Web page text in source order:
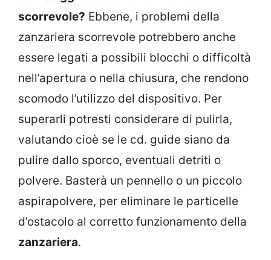
scorrevole? Ebbene, i problemi della
zanzariera scorrevole potrebbero anche
essere legati a possibili blocchi o difficoltà
nell’apertura o nella chiusura, che rendono
scomodo l’utilizzo del dispositivo. Per
superarli potresti considerare di pulirla,
valutando cioè se le cd. guide siano da
pulire dallo sporco, eventuali detriti o
polvere. Basterà un pennello o un piccolo
aspirapolvere, per eliminare le particelle
d’ostacolo al corretto funzionamento della
zanzariera.